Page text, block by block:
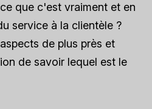
que c'est vraiment et en
service à la clientèle ?
de plus près et
de savoir lequel est le